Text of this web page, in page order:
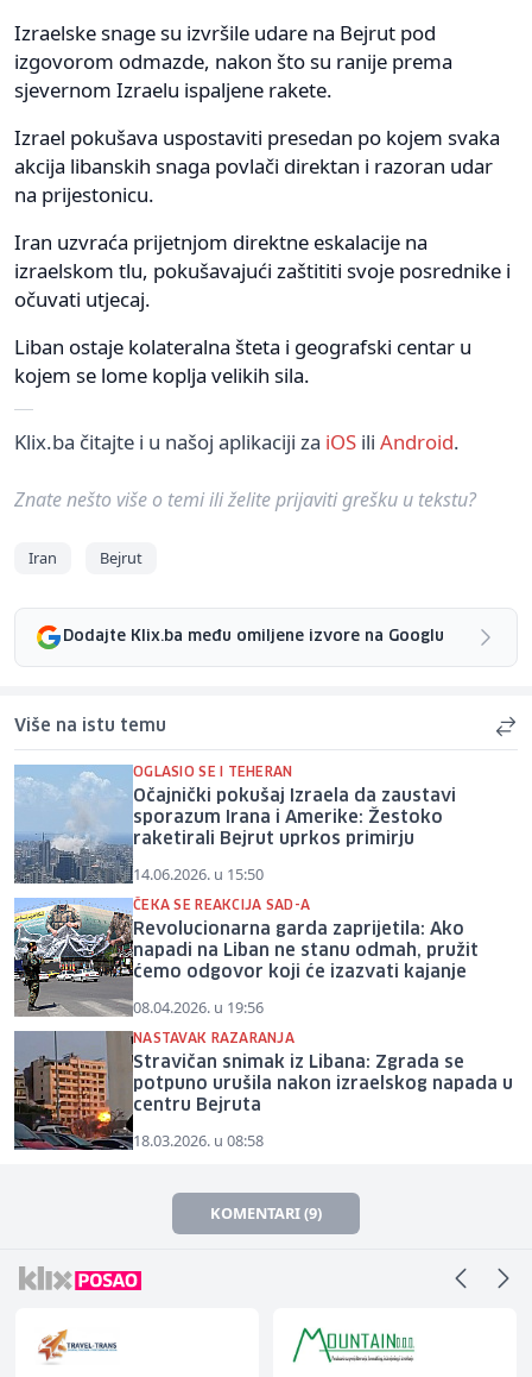
Izraelske snage su izvršile udare na Bejrut pod
izgovorom odmazde, nakon što su ranije prema
sjevernom Izraelu ispaljene rakete.
Izrael pokušava uspostaviti presedan po kojem svaka
akcija libanskih snaga povlači direktan i razoran udar
na prijestonicu.
Iran uzvraća prijetnjom direktne eskalacije na
izraelskom tlu, pokušavajući zaštititi svoje posrednike i
očuvati utjecaj.
Liban ostaje kolateralna šteta i geografski centar u
kojem se lome koplja velikih sila.
Klix.ba čitajte i u našoj aplikaciji za iOS ili Android.
Znate nešto više o temi ili želite prijaviti grešku u tekstu?
Iran Bejrut
Dodajte Klix.ba među omiljene izvore na Googlu
Više na istu temu
OGLASIO SE I TEHERAN
Očajnički pokušaj Izraela da zaustavi
sporazum Irana i Amerike: Žestoko
raketirali Bejrut uprkos primirju
14.06.2026. u 15:50
ČEKA SE REAKCIJA SAD-A
Revolucionarna garda zaprijetila: Ako
napadi na Liban ne stanu odmah, pružit
ćemo odgovor koji će izazvati kajanje
08.04.2026. u 19:56
NASTAVAK RAZARANJA
Stravičan snimak iz Libana: Zgrada se
potpuno urušila nakon izraelskog napada u
centru Bejruta
18.03.2026. u 08:58
KOMENTARI (9)